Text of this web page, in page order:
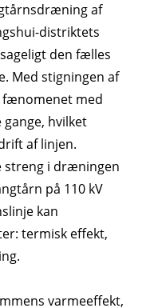
af
distriktets
den fælles
Med stigningen af
med
hvilket
af linjen.
streng i dræningen
på 110 kV
kan
termisk effekt,
varmeeffekt,